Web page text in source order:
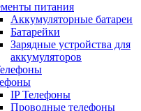
питания
Аккумуляторные батареи
Батарейки
Зарядные устройства для
аккумуляторов
IP Телефоны
Проводные телефоны